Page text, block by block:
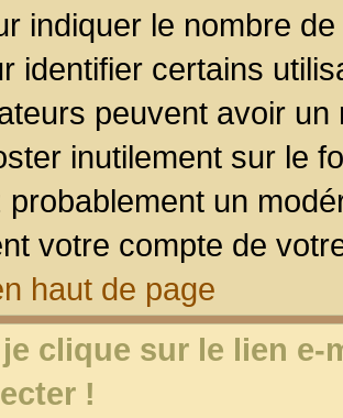
indiquer le nombre
identifier certains
peuvent avoir
inutilement sur le
un
votre compte de
haut de page
clique sur le lien
!